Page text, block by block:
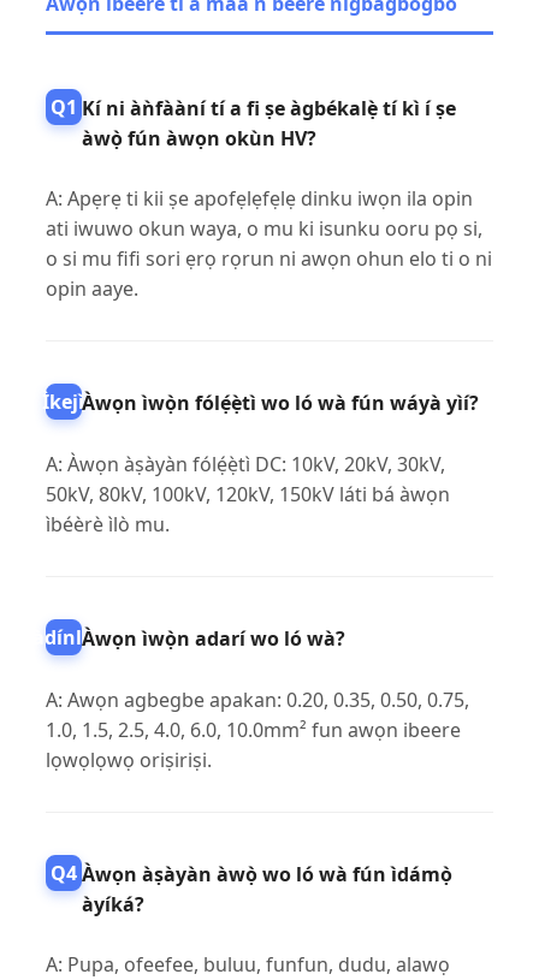
Q1 Kí ni àǹfààní tí a fi ṣe àgbékalẹ̀ tí kì í ṣe
àwọ̀ fún àwọn okùn HV?
A: Apẹrẹ ti kii ṣe apofẹlẹfẹlẹ dinku iwọn ila opin
ati iwuwo okun waya, o mu ki isunku ooru pọ si,
o si mu fifi sori ẹrọ rọrun ni awọn ohun elo ti o ni
opin aaye.
ÌkejìÀwọn ìwọ̀n fólẹ́ẹ̀tì wo ló wà fún wáyà yìí?
A: Àwọn àṣàyàn fólẹ́ẹ̀tì DC: 10kV, 20kV, 30kV,
50kV, 80kV, 100kV, 120kV, 150kV láti bá àwọn
ìbéèrè ìlò mu.
Àwọn ìwọ̀n adarí wo ló wà?
A: Awọn agbegbe apakan: 0.20, 0.35, 0.50, 0.75,
1.0, 1.5, 2.5, 4.0, 6.0, 10.0mm² fun awọn ibeere
lọwọlọwọ oriṣiriṣi.
Q4Àwọn àṣàyàn àwọ̀ wo ló wà fún ìdámọ̀
àyíká?
A: Pupa, ofeefee, buluu, funfun, dudu, alawọ